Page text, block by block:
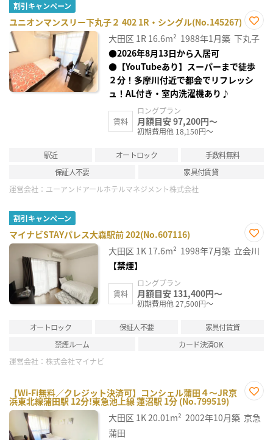
割引キャンペーン
ユニオンマンスリー下丸子２ 402 1R・シングル(No.145267)
お気
に入
録
大田区 1R 16.6m² 1988年1月築 下丸子
●2026年8月13日から入居可
●【YouTubeあり】スーパーまで徒歩
２分！多摩川付近で都会でリフレッシ
ュ！AL付き・室内洗濯機あり♪
賃料
ロングプラン
月額目安 97,200円～
初期費用他 18,150円～
駅近 オートロック
手数料無料
保証人不要
家具付賃貸
運営会社： ユーアンドアールホテルマネジメント株式会社
割引キャンペーン
マイナビSTAYパレス大森駅前 202(No.607116)
お気
に入
大田区 1K 17.6m² 1998年7月築 立会川
【禁煙】
賃料
ロングプラン
月額目安 131,400円～
初期費用他 27,500円～
オートロック 保証人不要
家具付賃貸
禁煙ルーム
カード決済OK
運営会社： 株式会社マイナビ
【Wi-Fi無料／クレジット決済可】コンシェル蒲田４～JR京
浜東北線蒲田駅 12分!東急池上線 蓮沼駅 1分 (No.799519)
に入
り登
大田区 1K20.01m² 2002年10月築 京急
蒲田